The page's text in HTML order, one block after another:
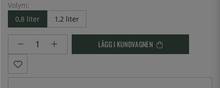
Volym:
0,8 liter
1,2 liter
LÄGG I KUNDVAGNEN